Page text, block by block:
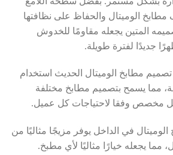
الوميتال والحفاظ على نظافتها
المتين يجعله مقاومًا للخدوش
جديدًا لفترة طويلة.
تصميم مطابخ الوميتال الحديث استخدام
مما يسمح بتصميم مطابخ مختلفة
مخصص وفقا لاحتياجات كل عميل.
في الداخل يوفر مزيجًا مثاليًا من
مما يجعله خيارًا مثاليًا لأي مطبخ.